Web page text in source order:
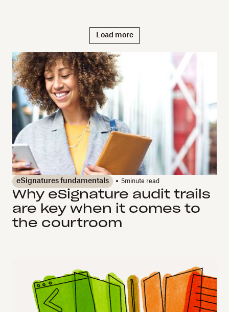
Load more
eSignatures fundamentals 5minute read
Why eSignature audit trails
are key when it comes to
the courtroom